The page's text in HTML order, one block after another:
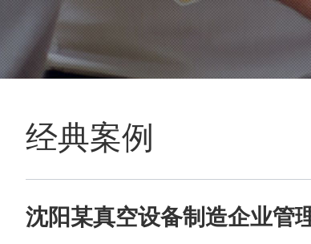
经典案例
沈阳某真空设备制造企业管